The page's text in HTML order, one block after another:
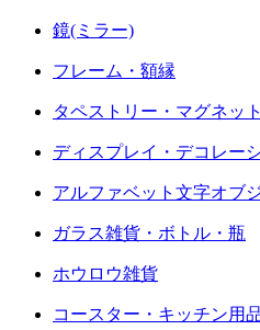
鏡(ミラー)
フレーム・額縁
タペストリー・マグネッ
ディスプレイ・デコレー
アルファベット文字オブ
ガラス雑貨・ボトル・瓶
ホウロウ雑貨
コースター・キッチン用